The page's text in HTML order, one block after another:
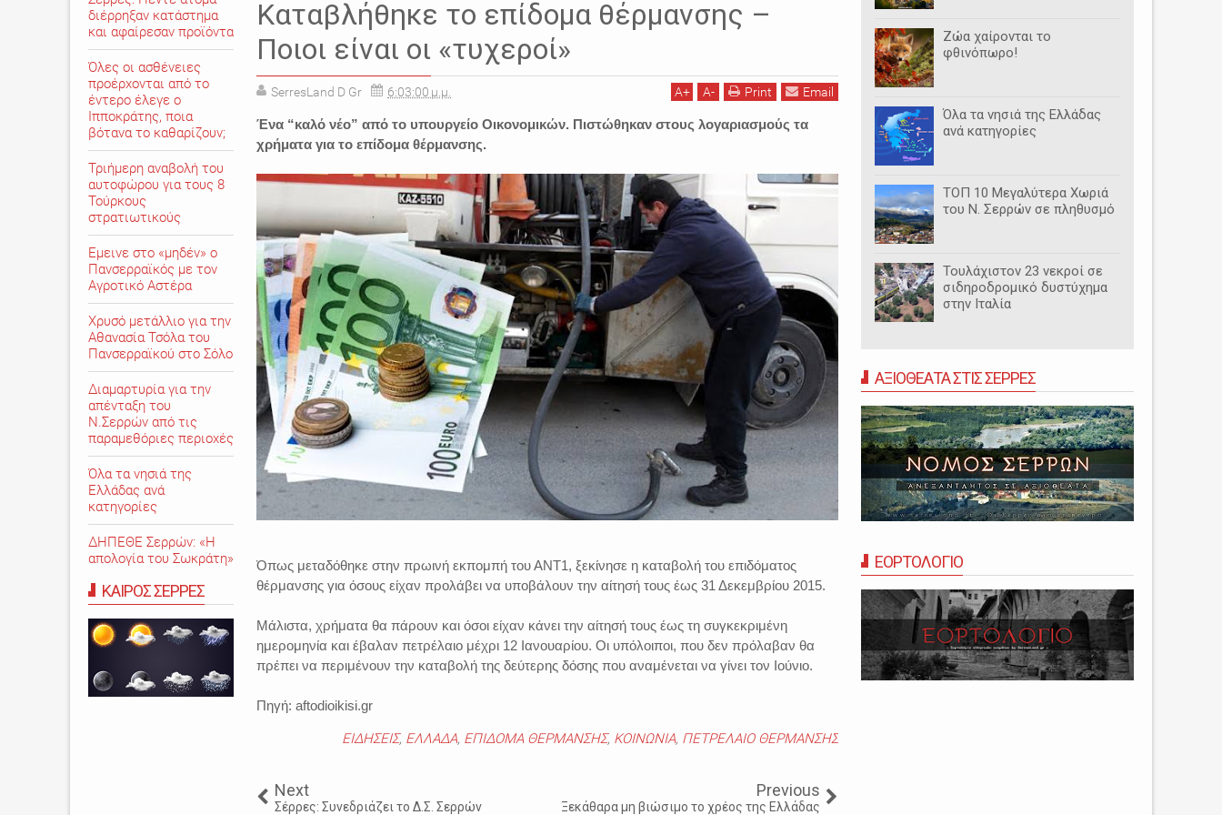
Καταβλήθηκε το επίδομα θέρμανσης –
Ποιοι είναι οι «τυχεροί»
SerresLand D Gr 6:03:00 μ.μ. A+ A- Print Email
Ένα “καλό νέο” από το υπουργείο Οικονομικών. Πιστώθηκαν στους λογαριασμούς τα
χρήματα για το επίδομα θέρμανσης.
Όπως μεταδόθηκε στην πρωινή εκπομπή του ΑΝΤ1, ξεκίνησε η καταβολή του επιδόματος
θέρμανσης για όσους είχαν προλάβει να υποβάλουν την αίτησή τους έως 31 Δεκεμβρίου 2015.
Μάλιστα, χρήματα θα πάρουν και όσοι είχαν κάνει την αίτησή τους έως τη συγκεκριμένη
ημερομηνία και έβαλαν πετρέλαιο μέχρι 12 Ιανουαρίου. Οι υπόλοιποι, που δεν πρόλαβαν θα
πρέπει να περιμένουν την καταβολή της δεύτερης δόσης που αναμένεται να γίνει τον Ιούνιο.
Πηγή: aftodioikisi.gr
ΕΙΔΗΣΕΙΣ, ΕΛΛΑΔΑ, ΕΠΙΔΟΜΑ ΘΕΡΜΑΝΣΗΣ, ΚΟΙΝΩΝΙΑ, ΠΕΤΡΕΛΑΙΟ ΘΕΡΜΑΝΣΗΣ
Next
Σέρρες: Συνεδριάζει το Δ.Σ. Σερρών
Previous
Ξεκάθαρα μη βιώσιμο το χρέος της Ελλάδας
Ζώα χαίρονται το
φθινόπωρο!
Όλα τα νησιά της Ελλάδας
ανά κατηγορίες
ΤΟΠ 10 Μεγαλύτερα Χωριά
του Ν. Σερρών σε πληθυσμό
Τουλάχιστον 23 νεκροί σε
σιδηροδρομικό δυστύχημα
στην Ιταλία
ΑΞΙΟΘΕΑΤΑ ΣΤΙΣ ΣΕΡΡΕΣ
ΕΟΡΤΟΛΟΓΙΟ
διέρρηξαν κατάστημα
και αφαίρεσαν προϊόντα
Όλες οι ασθένειες
προέρχονται από το
έντερο έλεγε ο
Ιπποκράτης, ποια
βότανα το καθαρίζουν;
Τριήμερη αναβολή του
αυτοφώρου για τους 8
Τούρκους
στρατιωτικούς
Εμεινε στο «μηδέν» o
Πανσερραϊκός με τον
Αγροτικό Αστέρα
Χρυσό μετάλλιο για την
Αθανασία Τσόλα του
Πανσερραϊκού στο Σόλο
Διαμαρτυρία για την
απένταξη του
Ν.Σερρών από τις
παραμεθόριες περιοχές
Όλα τα νησιά της
Ελλάδας ανά
κατηγορίες
ΔΗΠΕΘΕ Σερρών: «Η
απολογία του Σωκράτη»
ΚΑΙΡΟΣ ΣΕΡΡΕΣ